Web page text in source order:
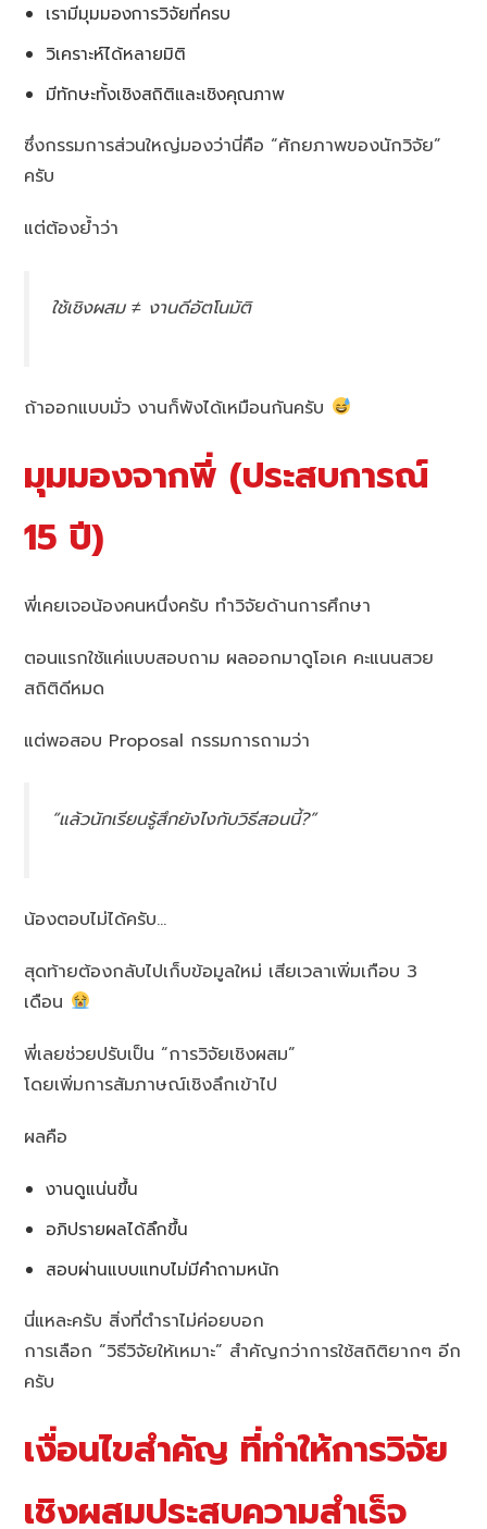
เรามีมุมมองการวิจัยที่ครบ
วิเคราะห์ได้หลายมิติ
มีทักษะทั้งเชิงสถิติและเชิงคุณภาพ
ซึ่งกรรมการส่วนใหญ่มองว่านี่คือ “ศักยภาพของนักวิจัย”
ครับ
แต่ต้องย้ำว่า
ใช้เชิงผสม ≠ งานดีอัตโนมัติ
ถ้าออกแบบมั่ว งานก็พังได้เหมือนกันครับ
มุมมองจากพี่ (ประสบการณ์
15 ปี)
พี่เคยเจอน้องคนหนึ่งครับ ทำวิจัยด้านการศึกษา
ตอนแรกใช้แค่แบบสอบถาม ผลออกมาดูโอเค คะแนนสวย
สถิติดีหมด
แต่พอสอบ Proposal กรรมการถามว่า
“แล้วนักเรียนรู้สึกยังไงกับวิธีสอนนี้?”
น้องตอบไม่ได้ครับ…
สุดท้ายต้องกลับไปเก็บข้อมูลใหม่ เสียเวลาเพิ่มเกือบ 3
เดือน
พี่เลยช่วยปรับเป็น “การวิจัยเชิงผสม”
โดยเพิ่มการสัมภาษณ์เชิงลึกเข้าไป
ผลคือ
งานดูแน่นขึ้น
อภิปรายผลได้ลึกขึ้น
สอบผ่านแบบแทบไม่มีคำถามหนัก
นี่แหละครับ สิ่งที่ตำราไม่ค่อยบอก
การเลือก “วิธีวิจัยให้เหมาะ” สำคัญกว่าการใช้สถิติยากๆ อีก
ครับ
เงื่อนไขสำคัญ ที่ทำให้การวิจัย
เชิงผสมประสบความสำเร็จ